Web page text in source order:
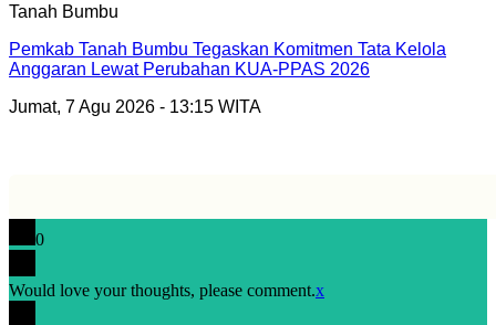
Tanah Bumbu
Pemkab Tanah Bumbu Tegaskan Komitmen Tata Kelola
Anggaran Lewat Perubahan KUA-PPAS 2026
Jumat, 7 Agu 2026 - 13:15 WITA
0
Would love your thoughts, please comment.x